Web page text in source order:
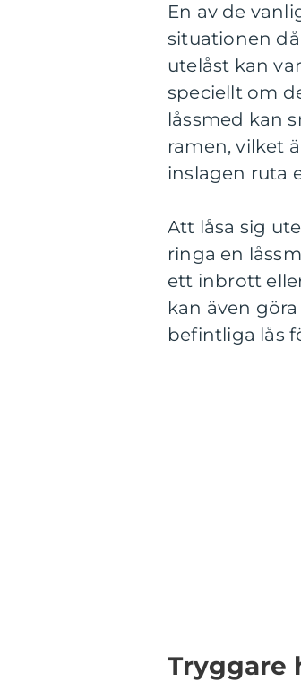
En av de
situationen
utelåst kan
speciellt om
låssmed kan
ramen, vilket
inslagen ruta
Att låsa sig
ringa en
ett inbrott
kan även
befintliga lås
Tryggare